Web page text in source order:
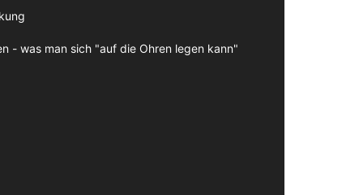
- was man sich "auf die Ohren legen kann"